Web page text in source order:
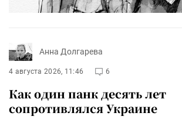
Анна Долгарева
4 августа 2026, 11:46 6
Как один панк десять лет
сопротивлялся Украине